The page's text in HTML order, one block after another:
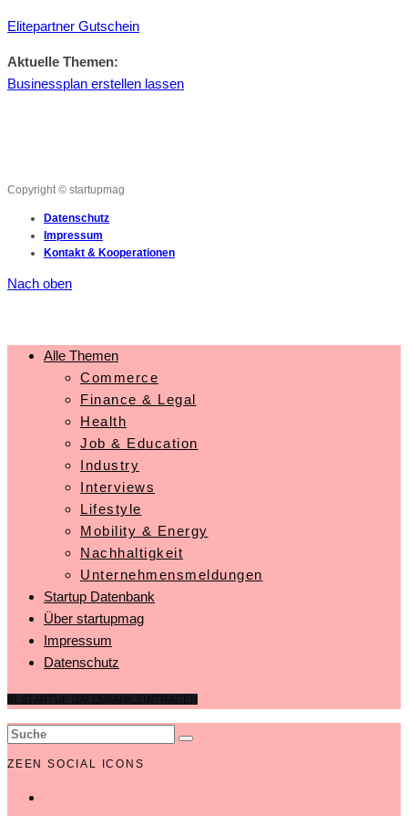
Elitepartner Gutschein
Aktuelle Themen:
Businessplan erstellen lassen
Copyright © startupmag
Datenschutz
Impressum
Kontakt & Kooperationen
Nach oben
Alle Themen
Commerce
Finance & Legal
Health
Job & Education
Industry
Interviews
Lifestyle
Mobility & Energy
Nachhaltigkeit
Unternehmensmeldungen
Startup Datenbank
Über startupmag
Impressum
Datenschutz
ZEEN SOCIAL ICONS